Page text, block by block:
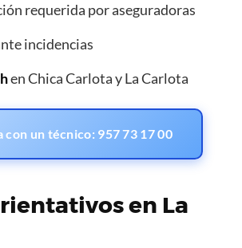
requerida por aseguradoras
incidencias
en Chica Carlota y La Carlota
con un técnico: 957 73 17 00
en La